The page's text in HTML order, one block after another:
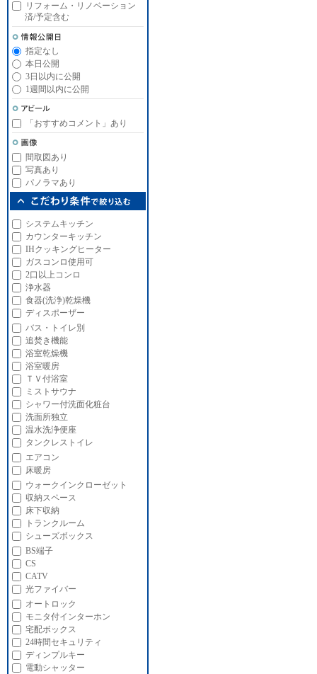
リフォーム・リノベーション
済/予定含む
指定なし
本日公開
3日以内に公開
1週間以内に公開
「おすすめコメント」あり
間取図あり
写真あり
パノラマあり
システムキッチン
カウンターキッチン
IHクッキングヒーター
ガスコンロ使用可
2口以上コンロ
浄水器
食器(洗浄)乾燥機
ディスポーザー
バス・トイレ別
追焚き機能
浴室乾燥機
浴室暖房
ＴＶ付浴室
ミストサウナ
シャワー付洗面化粧台
洗面所独立
温水洗浄便座
タンクレストイレ
エアコン
床暖房
ウォークインクローゼット
収納スペース
床下収納
トランクルーム
シューズボックス
BS端子
CS
CATV
光ファイバー
オートロック
モニタ付インターホン
宅配ボックス
24時間セキュリティ
ディンプルキー
電動シャッター